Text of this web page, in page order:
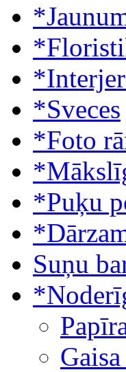
*Sveces
*Foto
*Puķu
Suņu